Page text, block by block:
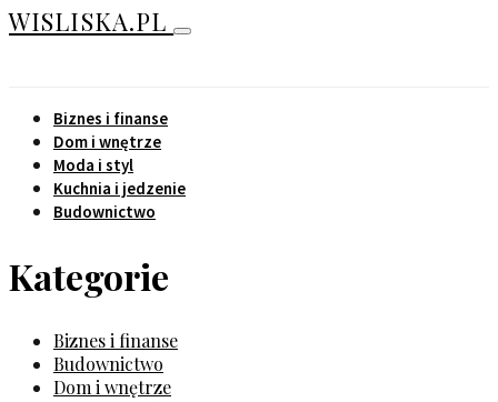
WISLISKA.PL
Biznes i finanse
Dom i wnętrze
Moda i styl
Kuchnia i jedzenie
Budownictwo
Kategorie
Biznes i finanse
Budownictwo
Dom i wnętrze